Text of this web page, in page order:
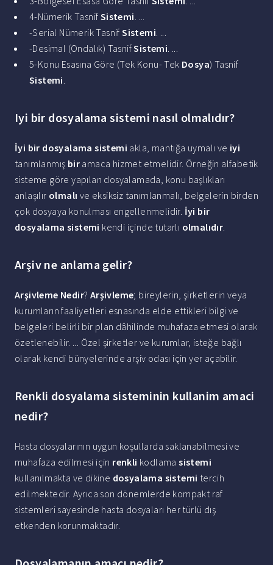
4-Nümerik Tasnif Sistemi. ...
-Serial Nümerik TasnifSistemi. ...
-Desimal (Ondalık) TasnifSistemi. ...
5-Konu Esasına Göre (Tek Konu- Tek Dosya) Tasnif
Sistemi.
Iyi bir dosyalama sistemi nasıl olmalıdır?
İyi bir dosyalama sistemi akla, mantığa uymalı ve iyi
tanımlanmış bir amaca hizmet etmelidir. Örneğin alfabetik
sisteme göre yapılan dosyalamada, konu başlıkları
anlaşılır olmalı ve eksiksiz tanımlanmalı, belgelerin birden
çok dosyaya konulması engellenmelidir. İyi bir
dosyalama sistemi kendi içinde tutarlı olmalıdır.
Arşiv ne anlama gelir?
Arşivleme Nedir? Arşivleme; bireylerin, şirketlerin veya
kurumların faaliyetleri esnasında elde ettikleri bilgi ve
belgeleri belirli bir plan dâhilinde muhafaza etmesi olarak
özetlenebilir. ... Özel şirketler ve kurumlar, isteğe bağlı
olarak kendi bünyelerinde arşiv odası için yer açabilir.
Renkli dosyalama sisteminin kullanim amaci
nedir?
Hasta dosyalarının uygun koşullarda saklanabilmesi ve
muhafaza edilmesi için renkli kodlamasistemi
kullanılmakta ve dikine dosyalama sistemi tercih
edilmektedir. Ayrıca son dönemlerde kompakt raf
sistemleri sayesinde hasta dosyaları her türlü dış
etkenden korunmaktadır.